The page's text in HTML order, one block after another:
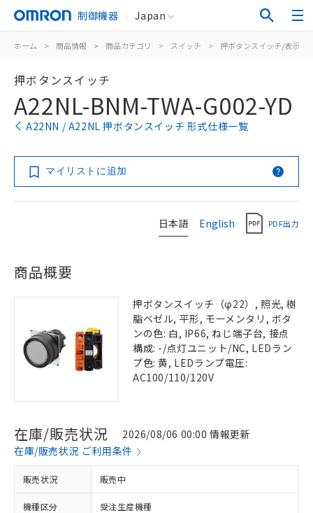
制御機器 Japan
ホーム > 商品情報 > 商品カテゴリ > スイッチ > 押ボタンスイッチ/表示灯
押ボタンスイッチ
A22NL-BNM-TWA-G002-YD
A22NN / A22NL 押ボタンスイッチ 形式仕様一覧
マイリストに追加
日本語 English PDF出力
商品概要
押ボタンスイッチ（φ22）, 照光, 樹
脂ベゼル, 平形, モーメンタリ, ボタ
ンの色: 白, IP66, ねじ端子台, 接点
構成: -/点灯ユニット/NC, LEDラン
プ色: 黄, LEDランプ電圧:
AC100/110/120V
在庫/販売状況
2026/08/06 00:00 情報更新
在庫/販売状況 ご利用条件
販売状況 販売中
機種区分 受注生産機種